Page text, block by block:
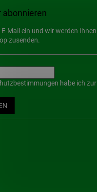
E-Mail ein und wir werden
zusenden.
habe ich